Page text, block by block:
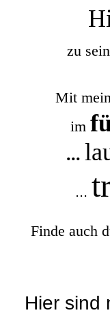
zu
Mit
im
...
...
Finde auch
Hier sind